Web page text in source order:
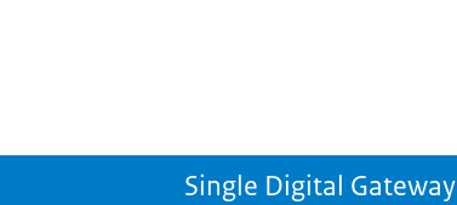
Single Digital Gateway